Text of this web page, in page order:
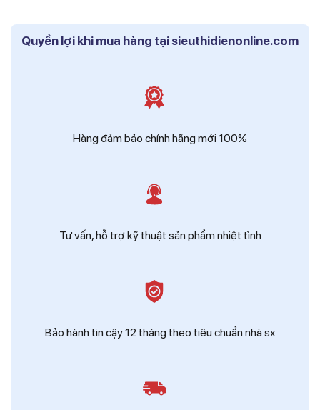
0916 804 808
Mr Trâm - Điện Thái Dương
Quyền lợi khi mua hàng tại sieuthidienonline.com
Hàng đảm bảo chính hãng mới 100%
Tư vấn, hỗ trợ kỹ thuật sản phẩm nhiệt tình
Bảo hành tin cậy 12 tháng theo tiêu chuẩn nhà sx